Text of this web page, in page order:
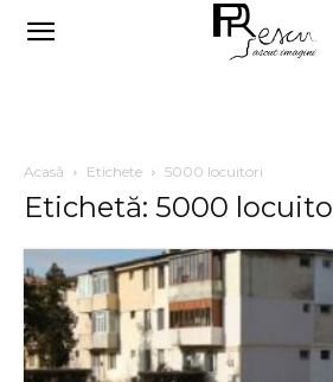
Acasă Etichete 5000 locuitori
Etichetă: 5000